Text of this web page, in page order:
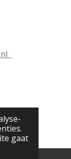
gaat